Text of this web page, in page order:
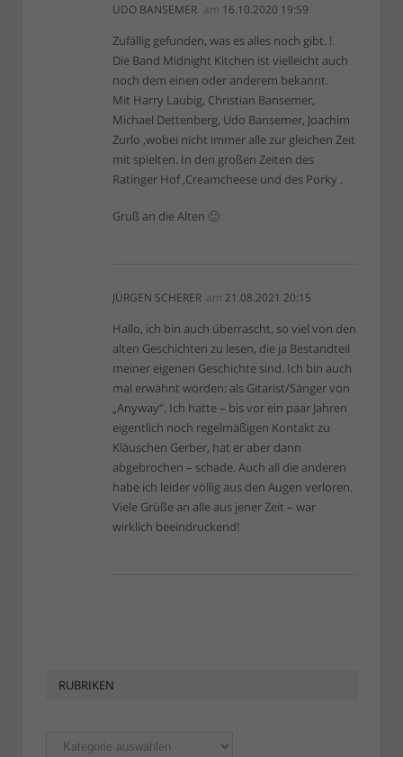
UDO BANSEMER am 16.10.2020 19:59
Zufällig gefunden, was es alles noch gibt. !
Die Band Midnight Kitchen ist vielleicht auch
noch dem einen oder anderem bekannt.
Mit Harry Laubig, Christian Bansemer,
Michael Dettenberg, Udo Bansemer, Joachim
Zurlo ,wobei nicht immer alle zur gleichen Zeit
mit spielten. In den großen Zeiten des
Ratinger Hof ,Creamcheese und des Porky .
Gruß an die Alten 🙂
JÜRGEN SCHERER am 21.08.2021 20:15
Hallo, ich bin auch überrascht, so viel von den
alten Geschichten zu lesen, die ja Bestandteil
meiner eigenen Geschichte sind. Ich bin auch
mal erwähnt worden: als Gitarist/Sänger von
„Anyway“. Ich hatte – bis vor ein paar Jahren
eigentlich noch regelmäßigen Kontakt zu
Kläuschen Gerber, hat er aber dann
abgebrochen – schade. Auch all die anderen
habe ich leider völlig aus den Augen verloren.
Viele Grüße an alle aus jener Zeit – war
wirklich beeindruckend!
RUBRIKEN
Rubriken